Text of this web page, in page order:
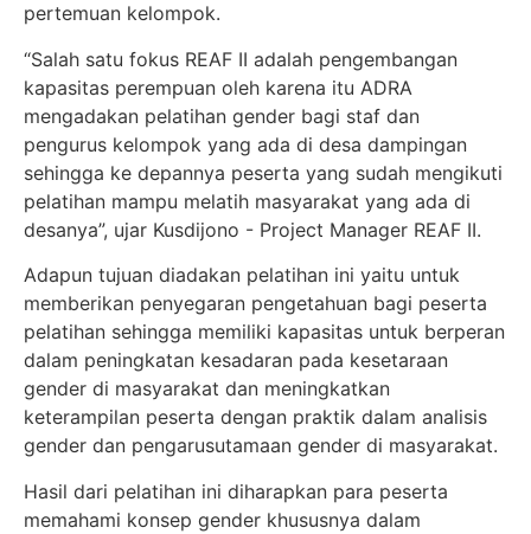
pertemuan kelompok.
“Salah satu fokus REAF II adalah pengembangan
kapasitas perempuan oleh karena itu ADRA
mengadakan pelatihan gender bagi staf dan
pengurus kelompok yang ada di desa dampingan
sehingga ke depannya peserta yang sudah mengikuti
pelatihan mampu melatih masyarakat yang ada di
desanya”, ujar Kusdijono - Project Manager REAF II.
Adapun tujuan diadakan pelatihan ini yaitu untuk
memberikan penyegaran pengetahuan bagi peserta
pelatihan sehingga memiliki kapasitas untuk berperan
dalam peningkatan kesadaran pada kesetaraan
gender di masyarakat dan meningkatkan
keterampilan peserta dengan praktik dalam analisis
gender dan pengarusutamaan gender di masyarakat.
Hasil dari pelatihan ini diharapkan para peserta
memahami konsep gender khususnya dalam